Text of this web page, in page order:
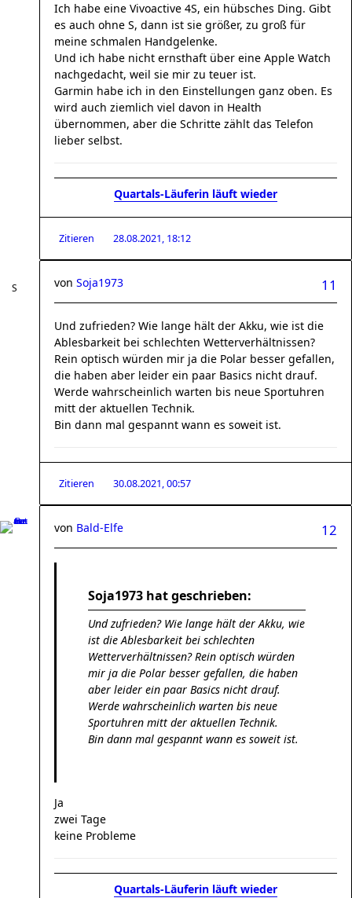
Ich habe eine Vivoactive 4S, ein hübsches Ding. Gibt
es auch ohne S, dann ist sie größer, zu groß für
meine schmalen Handgelenke.
Und ich habe nicht ernsthaft über eine Apple Watch
nachgedacht, weil sie mir zu teuer ist.
Garmin habe ich in den Einstellungen ganz oben. Es
wird auch ziemlich viel davon in Health
übernommen, aber die Schritte zählt das Telefon
lieber selbst.
Quartals-Läuferin läuft wieder
Zitieren 28.08.2021, 18:12
11
von Soja1973
Und zufrieden? Wie lange hält der Akku, wie ist die
Ablesbarkeit bei schlechten Wetterverhältnissen?
Rein optisch würden mir ja die Polar besser gefallen,
die haben aber leider ein paar Basics nicht drauf.
Werde wahrscheinlich warten bis neue Sportuhren
mitt der aktuellen Technik.
Bin dann mal gespannt wann es soweit ist.
Zitieren 30.08.2021, 00:57
12
von Bald-Elfe
Soja1973 hat geschrieben:
Und zufrieden? Wie lange hält der Akku, wie
ist die Ablesbarkeit bei schlechten
Wetterverhältnissen? Rein optisch würden
mir ja die Polar besser gefallen, die haben
aber leider ein paar Basics nicht drauf.
Werde wahrscheinlich warten bis neue
Sportuhren mitt der aktuellen Technik.
Bin dann mal gespannt wann es soweit ist.
Ja
zwei Tage
keine Probleme
Quartals-Läuferin läuft wieder